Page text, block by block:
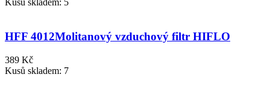
Kusů skladem: 5
HFF 4012Molitanový vzduchový filtr HIFLO
389 Kč
Kusů skladem: 7